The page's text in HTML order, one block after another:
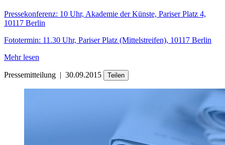
Pressekonferenz: 10 Uhr, Akademie der Künste, Pariser Platz 4,
10117 Berlin
Fototermin: 11.30 Uhr, Pariser Platz (Mittelstreifen), 10117 Berlin
Mehr lesen
Pressemitteilung | 30.09.2015 Teilen